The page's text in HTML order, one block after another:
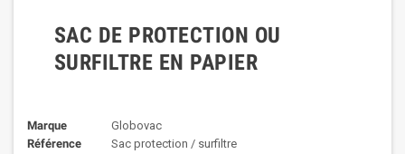
SAC DE PROTECTION OU
SURFILTRE EN PAPIER
Marque
Globovac
Référence
Sac protection / surfiltre